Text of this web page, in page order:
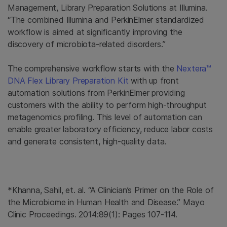
Management, Library Preparation Solutions at Illumina.
“The combined Illumina and PerkinElmer standardized
workflow is aimed at significantly improving the
discovery of microbiota-related disorders.”
The comprehensive workflow starts with the Nextera™
DNA Flex Library Preparation Kit with up front
automation solutions from PerkinElmer providing
customers with the ability to perform high-throughput
metagenomics profiling. This level of automation can
enable greater laboratory efficiency, reduce labor costs
and generate consistent, high-quality data.
*Khanna, Sahil, et. al. “A Clinician’s Primer on the Role of
the Microbiome in Human Health and Disease.” Mayo
Clinic Proceedings. 2014:89(1): Pages 107-114.